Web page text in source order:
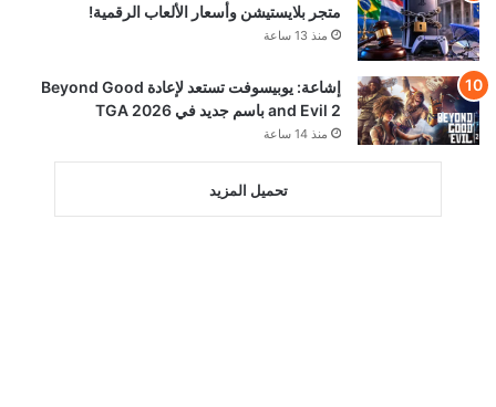
متجر بلايستيشن وأسعار الألعاب الرقمية!
منذ 13 ساعة
إشاعة: يوبيسوفت تستعد لإعادة Beyond Good
and Evil 2 باسم جديد في TGA 2026
منذ 14 ساعة
تحميل المزيد